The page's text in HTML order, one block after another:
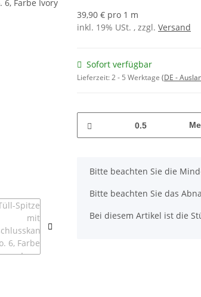
39,90 € pro 1 m
inkl. 19% USt. , zzgl. Versand
Sofort verfügbar
Lieferzeit:2 - 5 Werktage (DE -
x
Bitte beachten Sie die
Bitte beachten Sie das
Bei diesem Artikel ist die